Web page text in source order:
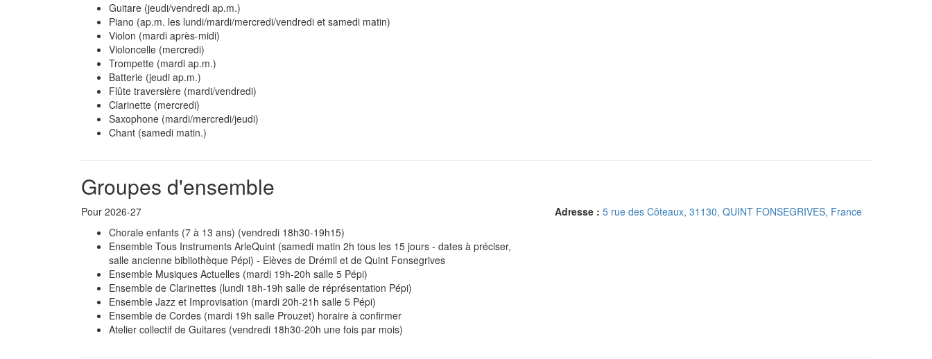
Guitare (jeudi/vendredi ap.m.)
Piano (ap.m. les lundi/mardi/mercredi/vendredi et samedi matin)
Violon (mardi après-midi)
Violoncelle (mercredi)
Trompette (mardi ap.m.)
Batterie (jeudi ap.m.)
Flûte traversière (mardi/vendredi)
Clarinette (mercredi)
Saxophone (mardi/mercredi/jeudi)
Chant (samedi matin.)
Groupes d'ensemble
Pour 2026-27
Chorale enfants (7 à 13 ans) (vendredi 18h30-19h15)
Ensemble Tous Instruments ArleQuint (samedi matin 2h tous les 15 jours - dates à préciser,
salle ancienne bibliothèque Pépi) - Elèves de Drémil et de Quint Fonsegrives
Ensemble Musiques Actuelles (mardi 19h-20h salle 5 Pépi)
Ensemble de Clarinettes (lundi 18h-19h salle de réprésentation Pépi)
Ensemble Jazz et Improvisation (mardi 20h-21h salle 5 Pépi)
Ensemble de Cordes (mardi 19h salle Prouzet) horaire à confirmer
Atelier collectif de Guitares (vendredi 18h30-20h une fois par mois)
Adresse : 5 rue des Côteaux, 31130, QUINT FONSEGRIVES, France